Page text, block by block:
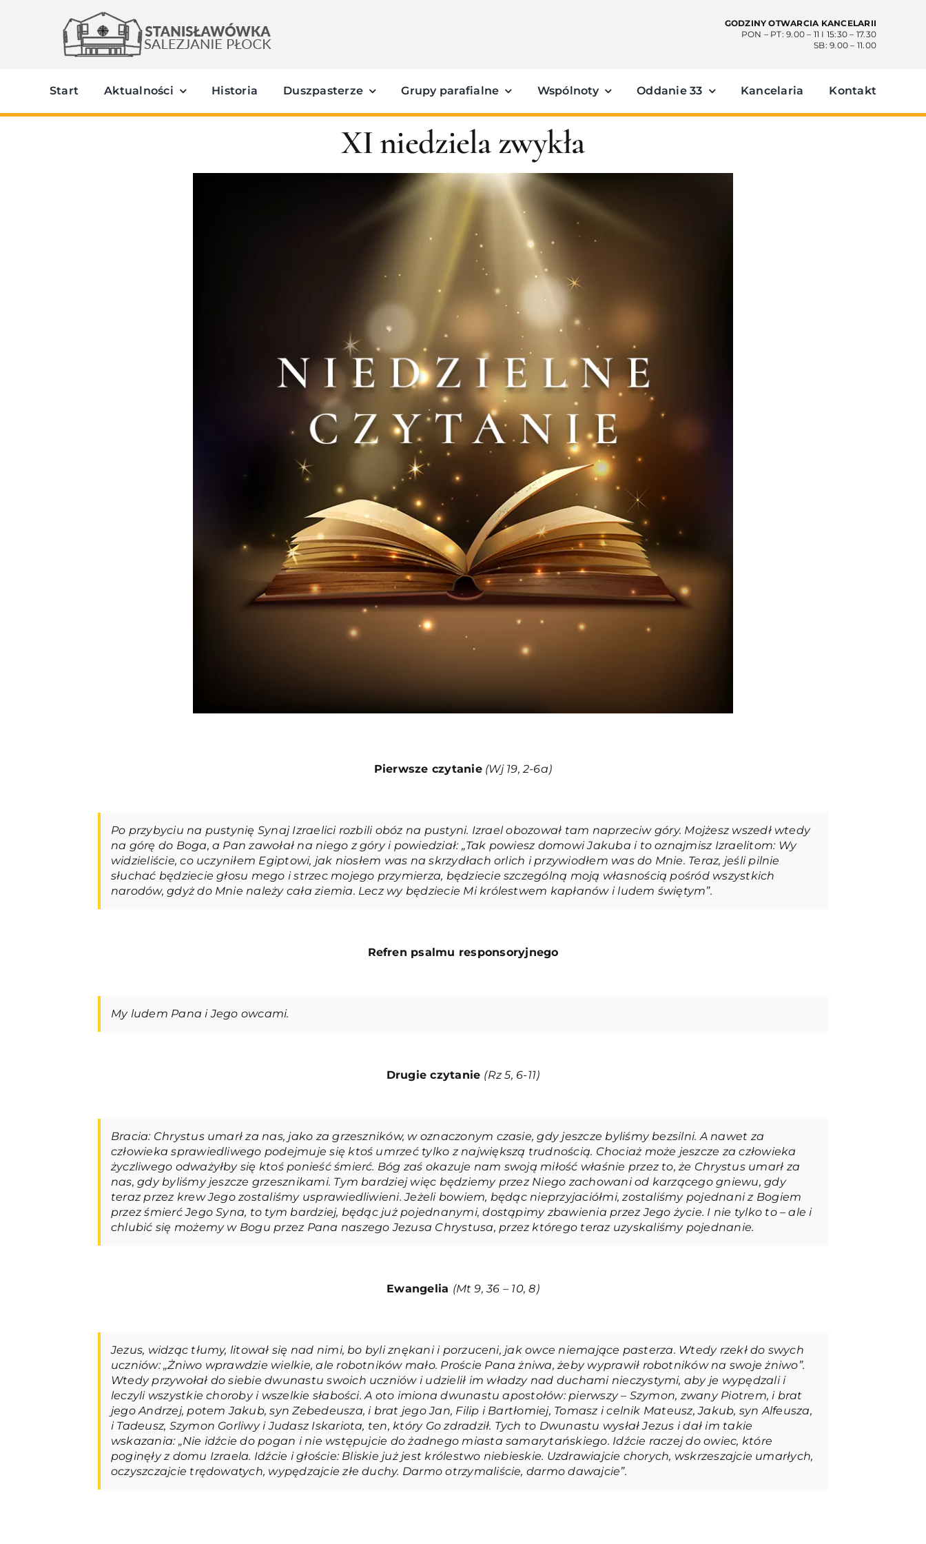
GODZINY OTWARCIA KANCELARII
PON – PT: 9.00 – 11 I 15:30 – 17.30
SB: 9.00 – 11.00
Start Aktualności Historia Duszpasterze Grupy parafialne Wspólnoty Oddanie 33 Kancelaria Kontakt
XI niedziela zwykła
Pierwsze czytanie(Wj 19, 2-6a)
Po przybyciu na pustynię Synaj Izraelici rozbili obóz na pustyni. Izrael obozował tam naprzeciw góry. Mojżesz wszedł wtedy
na górę do Boga, a Pan zawołał na niego z góry i powiedział: „Tak powiesz domowi Jakuba i to oznajmisz Izraelitom: Wy
widzieliście, co uczyniłem Egiptowi, jak niosłem was na skrzydłach orlich i przywiodłem was do Mnie. Teraz, jeśli pilnie
słuchać będziecie głosu mego i strzec mojego przymierza, będziecie szczególną moją własnością pośród wszystkich
narodów, gdyż do Mnie należy cała ziemia. Lecz wy będziecie Mi królestwem kapłanów i ludem świętym”.
Refren psalmu responsoryjnego
My ludem Pana i Jego owcami.
Drugie czytanie (Rz 5, 6-11)
Bracia: Chrystus umarł za nas, jako za grzeszników, w oznaczonym czasie, gdy jeszcze byliśmy bezsilni. A nawet za
człowieka sprawiedliwego podejmuje się ktoś umrzeć tylko z największą trudnością. Chociaż może jeszcze za człowieka
życzliwego odważyłby się ktoś ponieść śmierć. Bóg zaś okazuje nam swoją miłość właśnie przez to, że Chrystus umarł za
nas, gdy byliśmy jeszcze grzesznikami. Tym bardziej więc będziemy przez Niego zachowani od karzącego gniewu, gdy
teraz przez krew Jego zostaliśmy usprawiedliwieni. Jeżeli bowiem, będąc nieprzyjaciółmi, zostaliśmy pojednani z Bogiem
przez śmierć Jego Syna, to tym bardziej, będąc już pojednanymi, dostąpimy zbawienia przez Jego życie. I nie tylko to – ale i
chlubić się możemy w Bogu przez Pana naszego Jezusa Chrystusa, przez którego teraz uzyskaliśmy pojednanie.
Ewangelia (Mt 9, 36 – 10, 8)
Jezus, widząc tłumy, litował się nad nimi, bo byli znękani i porzuceni, jak owce niemające pasterza. Wtedy rzekł do swych
uczniów: „Żniwo wprawdzie wielkie, ale robotników mało. Proście Pana żniwa, żeby wyprawił robotników na swoje żniwo”.
Wtedy przywołał do siebie dwunastu swoich uczniów i udzielił im władzy nad duchami nieczystymi, aby je wypędzali i
leczyli wszystkie choroby i wszelkie słabości. A oto imiona dwunastu apostołów: pierwszy – Szymon, zwany Piotrem, i brat
jego Andrzej, potem Jakub, syn Zebedeusza, i brat jego Jan, Filip i Bartłomiej, Tomasz i celnik Mateusz, Jakub, syn Alfeusza,
i Tadeusz, Szymon Gorliwy i Judasz Iskariota, ten, który Go zdradził. Tych to Dwunastu wysłał Jezus i dał im takie
wskazania: „Nie idźcie do pogan i nie wstępujcie do żadnego miasta samarytańskiego. Idźcie raczej do owiec, które
poginęły z domu Izraela. Idźcie i głoście: Bliskie już jest królestwo niebieskie. Uzdrawiajcie chorych, wskrzeszajcie umarłych,
oczyszczajcie trędowatych, wypędzajcie złe duchy. Darmo otrzymaliście, darmo dawajcie”.